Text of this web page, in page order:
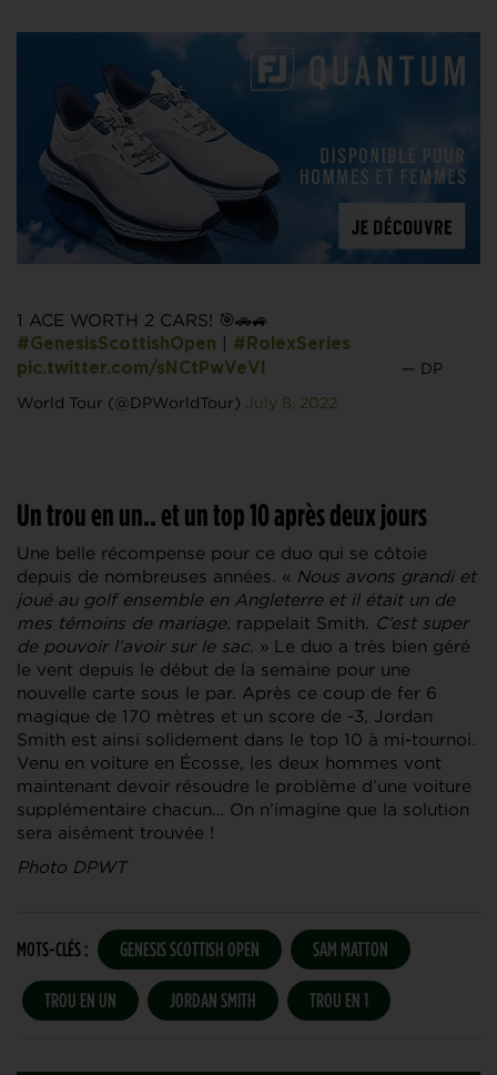
1 ACE WORTH 2 CARS! 🎯🚗🚙
#GenesisScottishOpen
#RolexSeries
pic.twitter.com/sNCtPwVeVl
— DP
World Tour (@DPWorldTour) July 8, 2022
Un trou en un.. et un top 10 après deux jours
Une belle récompense pour ce duo qui se côtoie
depuis de nombreuses années. « Nous avons grandi et
joué au golf ensemble en Angleterre et il était un de
mes témoins de mariage, rappelait Smith. C’est super
de pouvoir l’avoir sur le sac. » Le duo a très bien géré
le vent depuis le début de la semaine pour une
nouvelle carte sous le par. Après ce coup de fer 6
magique de 170 mètres et un score de -3, Jordan
Smith est ainsi solidement dans le top 10 à mi-tournoi.
Venu en voiture en Écosse, les deux hommes vont
maintenant devoir résoudre le problème d’une voiture
supplémentaire chacun… On n’imagine que la solution
sera aisément trouvée !
Photo DPWT
MOTS-CLÉS : GENESIS SCOTTISH OPEN SAM MATTON
TROU EN UN JORDAN SMITH TROU EN 1